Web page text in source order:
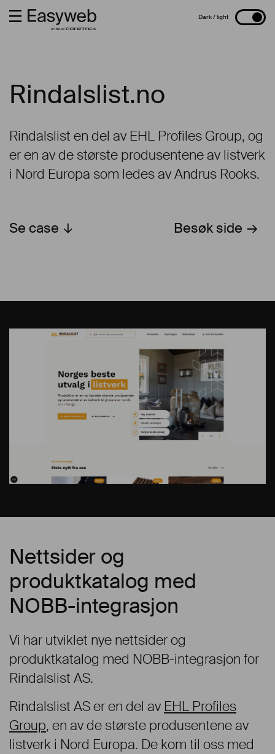
Rindalslist.no
Rindalslist en del av EHL Profiles Group, og
er en av de største produsentene av listverk
i Nord Europa som ledes av Andrus Rooks.
Besøk side
Se case
Nettsider og
produktkatalog med
NOBB-integrasjon
Vi har utviklet nye nettsider og
produktkatalog med NOBB-integrasjon for
Rindalslist AS.
Rindalslist AS er en del av EHL Profiles
Group, en av de største produsentene av
listverk i Nord Europa. De kom til oss med